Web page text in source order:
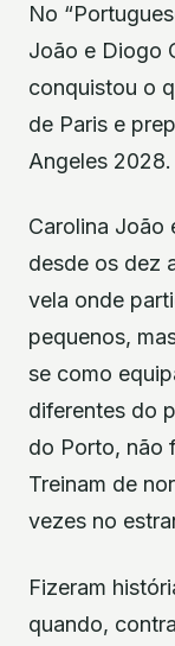
No
João e Diogo
conquistou o
de Paris e
Angeles
Carolina João
desde os dez
vela onde
pequenos,
se como
diferentes do
do Porto, não
Treinam de
vezes no
Fizeram
quando,